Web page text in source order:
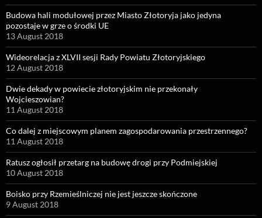
Budowa hali modułowej przez Miasto Złotoryja jako jedyna
pozostaje w grze o środki UE
13 August 2018
Wideorelacja z XLVII sesji Rady Powiatu Złotoryjskiego
12 August 2018
Dwie dekady w powiecie złotoryjskim nie przekonały
Wojcieszowian?
11 August 2018
Co dalej z miejscowym planem zagospodarowania przestrzennego?
11 August 2018
Ratusz ogłosił przetarg na budowę drogi przy Podmiejskiej
10 August 2018
Boisko przy Rzemieślniczej nie jest jeszcze skończone
9 August 2018